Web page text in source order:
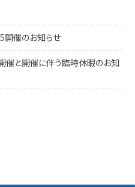
開催のお知らせ
と開催に伴う臨時休暇のお知